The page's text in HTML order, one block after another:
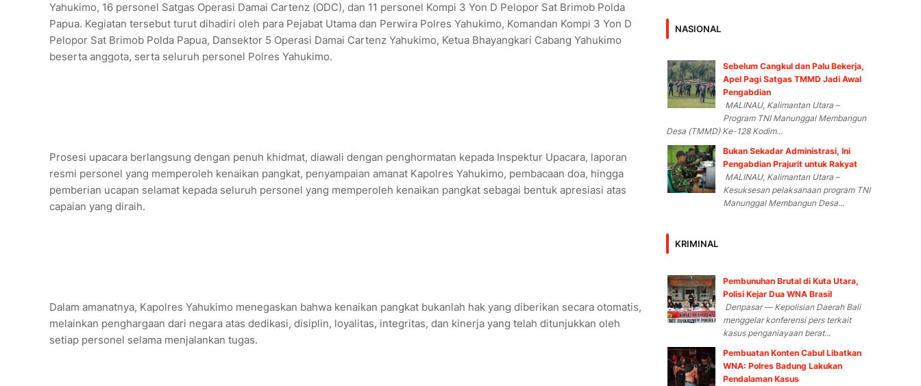
Yahukimo, 16 personel Satgas Operasi Damai Cartenz (ODC), dan 11 personel Kompi 3 Yon D Pelopor Sat Brimob Polda
Papua. Kegiatan tersebut turut dihadiri oleh para Pejabat Utama dan Perwira Polres Yahukimo, Komandan Kompi 3 Yon D
Pelopor Sat Brimob Polda Papua, Dansektor 5 Operasi Damai Cartenz Yahukimo, Ketua Bhayangkari Cabang Yahukimo
beserta anggota, serta seluruh personel Polres Yahukimo.
‎Prosesi upacara berlangsung dengan penuh khidmat, diawali dengan penghormatan kepada Inspektur Upacara, laporan
resmi personel yang memperoleh kenaikan pangkat, penyampaian amanat Kapolres Yahukimo, pembacaan doa, hingga
pemberian ucapan selamat kepada seluruh personel yang memperoleh kenaikan pangkat sebagai bentuk apresiasi atas
capaian yang diraih.
‎Dalam amanatnya, Kapolres Yahukimo menegaskan bahwa kenaikan pangkat bukanlah hak yang diberikan secara otomatis,
melainkan penghargaan dari negara atas dedikasi, disiplin, loyalitas, integritas, dan kinerja yang telah ditunjukkan oleh
setiap personel selama menjalankan tugas.
NASIONAL
Sebelum Cangkul dan Palu Bekerja,
Apel Pagi Satgas TMMD Jadi Awal
Pengabdian
MALINAU, Kalimantan Utara –
Program TNI Manunggal Membangun
Desa (TMMD) Ke-128 Kodim...
Bukan Sekadar Administrasi, Ini
Pengabdian Prajurit untuk Rakyat
MALINAU, Kalimantan Utara –
Kesuksesan pelaksanaan program TNI
Manunggal Membangun Desa...
KRIMINAL
Pembunuhan Brutal di Kuta Utara,
Polisi Kejar Dua WNA Brasil
Denpasar — Kepolisian Daerah Bali
menggelar konferensi pers terkait
kasus penganiayaan berat...
Pembuatan Konten Cabul Libatkan
WNA: Polres Badung Lakukan
Pendalaman Kasus